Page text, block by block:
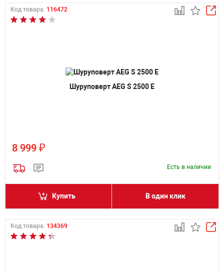
Код товара: 116472
Шуруповерт AEG S 2500 E
8 999 ₽
Есть в наличии
Купить В один клик
Код товара: 134369